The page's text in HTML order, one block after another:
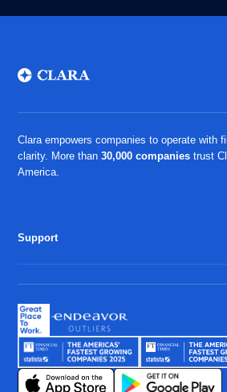
Clara empowers companies to operate with
clarity. More than30,000 companiestrust
America.
Support